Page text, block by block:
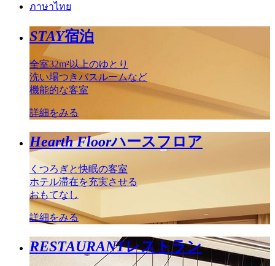
ภาษาไทย
STAY宿泊
全室32m²以上のゆとり
洗い場つきバスルームなど
機能的な客室
詳細をみる
Hearth Floorハースフロア
くつろぎと快眠の客室
ホテル滞在を充実させる
おもてなし
詳細をみる
RESTAURANTレストラン